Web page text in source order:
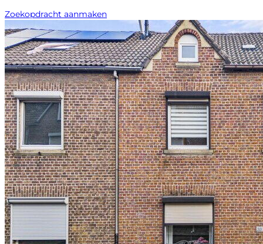
Zoekopdracht aanmaken